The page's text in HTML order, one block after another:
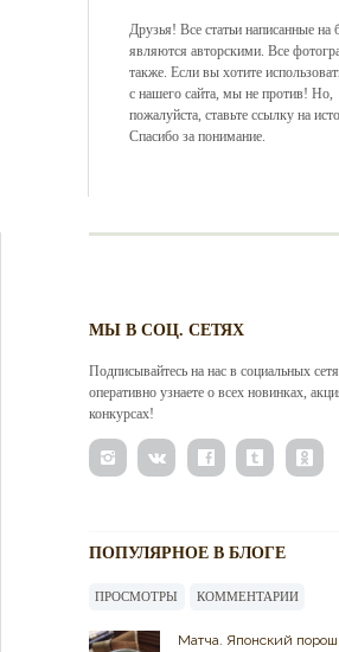
Друзья! Все статьи написанные на
являются авторскими. Все
также. Если вы хотите
с нашего сайта, мы не против! Но,
пожалуйста, ставьте ссылку на
Спасибо за понимание.
МЫ В СОЦ. СЕТЯХ
Подписывайтесь на нас в социальных
оперативно узнаете о всех новинках,
конкурсах!
ПОПУЛЯРНОЕ В БЛОГЕ
ПРОСМОТРЫ КОММЕНТАРИИ
Матча. Японский